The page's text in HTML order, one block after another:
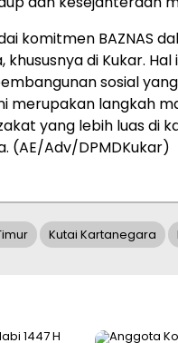
komitmen BAZNAS
di Kukar.
sosial
merupakan langkah
yang lebih luas di
(AE/Adv/DPMDKukar)
Kutai Kartanegara